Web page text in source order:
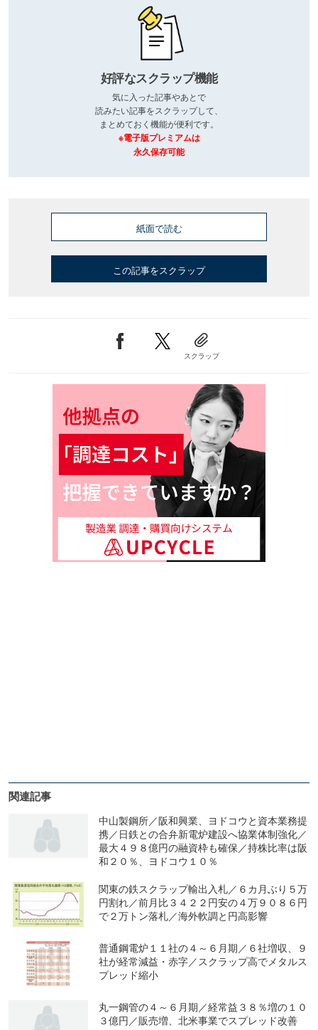
好評なスクラップ機能
気に入った記事やあとで
読みたい記事をスクラップして、
まとめておく機能が便利です。
※電子版プレミアムは
永久保存可能
紙面で読む
この記事をスクラップ
スクラップ
関連記事
中山製鋼所／阪和興業、ヨドコウと資本業務提
携／日鉄との合弁新電炉建設へ協業体制強化／
最大４９８億円の融資枠も確保／持株比率は阪
和２０％、ヨドコウ１０％
関東の鉄スクラップ輸出入札／６カ月ぶり５万
円割れ／前月比３４２２円安の４万９０８６円
で２万トン落札／海外軟調と円高影響
普通鋼電炉１１社の４～６月期／６社増収、９
社が経常減益・赤字／スクラップ高でメタルス
プレッド縮小
丸一鋼管の４～６月期／経常益３８％増の１０
３億円／販売増、北米事業でスプレッド改善